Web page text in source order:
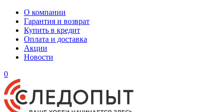
О компании
Гарантия и возврат
Купить в кредит
Оплата и доставка
Акции
Новости
0